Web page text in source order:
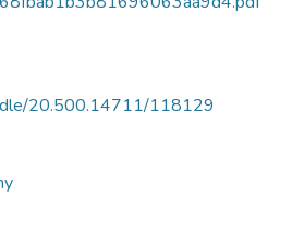
20.500.14711/118129